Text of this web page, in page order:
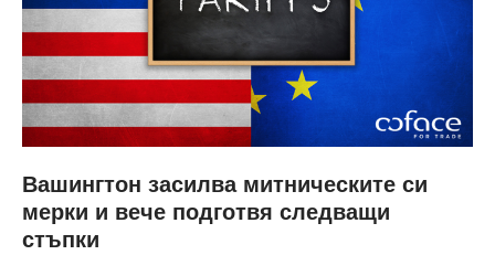
Вашингтон засилва митническите си
мерки и вече подготвя следващи
стъпки